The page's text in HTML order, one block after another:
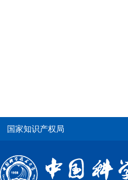
国家知识产权局